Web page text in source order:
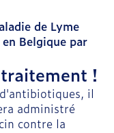
de Lyme
Belgique par
!
il
administré
contre la